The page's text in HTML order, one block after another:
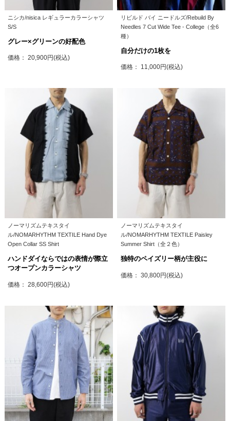
ニシカ/nisica レギュラーカラーシャツ
S/S
グレー×グリーンの好配色
価格： 20,900円(税込)
リビルド バイ ニードルズ/Rebuild By
Needles 7 Cut Wide Tee - College（全6
種）
自分だけの1枚を
価格： 11,000円(税込)
ノーマリズムテキスタイ
ル/NOMARHYTHM TEXTILE Hand Dye
Open Collar SS Shirt
ハンドダイならではの表情が際立
つオープンカラーシャツ
価格： 28,600円(税込)
ノーマリズムテキスタイ
ル/NOMARHYTHM TEXTILE Paisley
Summer Shirt（全２色）
独特のペイズリー柄が主役に
価格： 30,800円(税込)